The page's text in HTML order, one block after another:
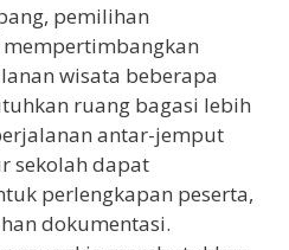
pemilihan
wisata beberapa
ruang bagasi lebih
antar-jemput
sekolah dapat
perlengkapan peserta,
dokumentasi.